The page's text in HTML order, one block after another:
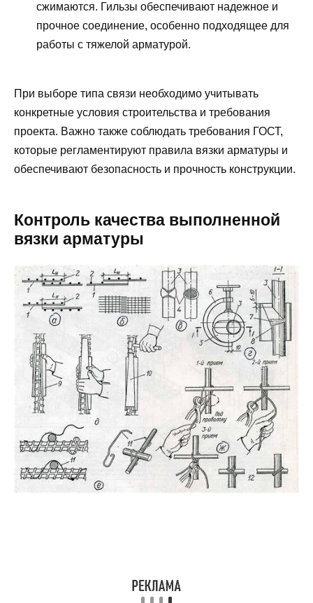
сжимаются. Гильзы обеспечивают надежное и
прочное соединение, особенно подходящее для
работы с тяжелой арматурой.
При выборе типа связи необходимо учитывать
конкретные условия строительства и требования
проекта. Важно также соблюдать требования ГОСТ,
которые регламентируют правила вязки арматуры и
обеспечивают безопасность и прочность конструкции.
Контроль качества выполненной
вязки арматуры